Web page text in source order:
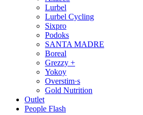
Lurbel
Lurbel Cycling
Sixpro
Podoks
SANTA MADRE
Boreal
Grezzy +
Yokoy
Overstim·s
Gold Nutrition
Outlet
People Flash